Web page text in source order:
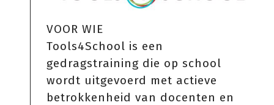
VOOR WIE
Tools4School is een
gedragstraining die op school
wordt uitgevoerd met actieve
betrokkenheid van docenten en